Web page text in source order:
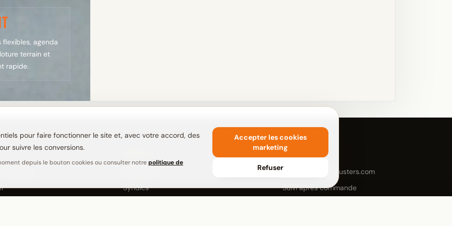
flexibles, agenda
terrain et
rapide.
Syndics
CONTACT
contact@crottebusters.com
Suivi apres commande
pour faire fonctionner le site et, avec votre accord, des
suivre les conversions.
depuis le bouton cookies ou consulter notrepolitique de
Accepter les cookies
marketing
Refuser